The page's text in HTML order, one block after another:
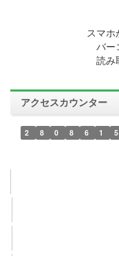
スマホ
バー
読み
アクセスカウンター
2 8 0 8 6 1 5